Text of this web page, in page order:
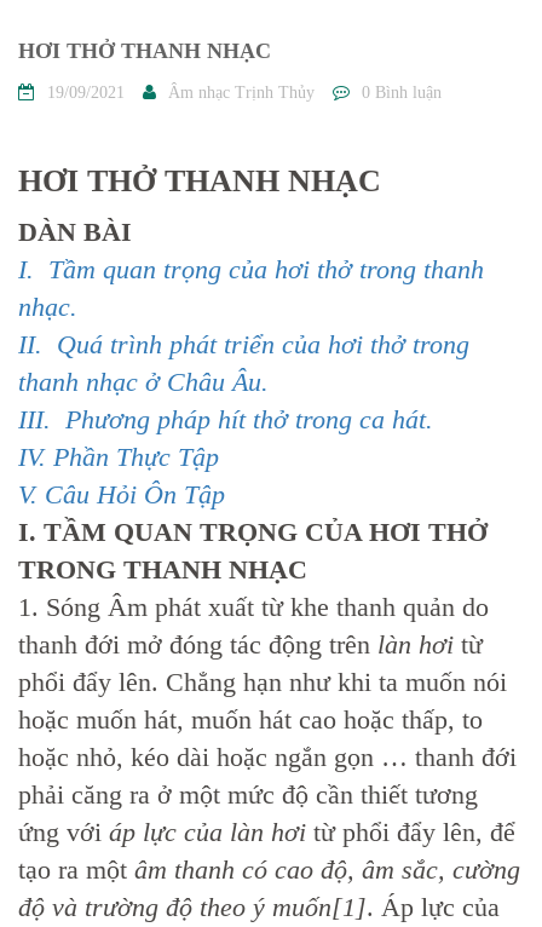
HƠI THỞ THANH NHẠC
19/09/2021 Âm nhạc Trịnh Thủy 0 Bình luận
HƠI THỞ THANH NHẠC
DÀN BÀI
I. Tầm quan trọng của hơi thở trong thanh
nhạc.
II. Quá trình phát triển của hơi thở trong
thanh nhạc ở Châu Âu.
III. Phương pháp hít thở trong ca hát.
IV. Phần Thực Tập
V. Câu Hỏi Ôn Tập
I. TẦM QUAN TRỌNG CỦA HƠI THỞ
TRONG THANH NHẠC
1. Sóng Âm phát xuất từ khe thanh quản do
thanh đới mở đóng tác động trên làn hơi từ
phổi đẩy lên. Chẳng hạn như khi ta muốn nói
hoặc muốn hát, muốn hát cao hoặc thấp, to
hoặc nhỏ, kéo dài hoặc ngắn gọn … thanh đới
phải căng ra ở một mức độ cần thiết tương
ứng với áp lực của làn hơi từ phổi đẩy lên, để
tạo ra một âm thanh có cao độ, âm sắc, cường
độ và trường độ theo ý muốn[1]. Áp lực của